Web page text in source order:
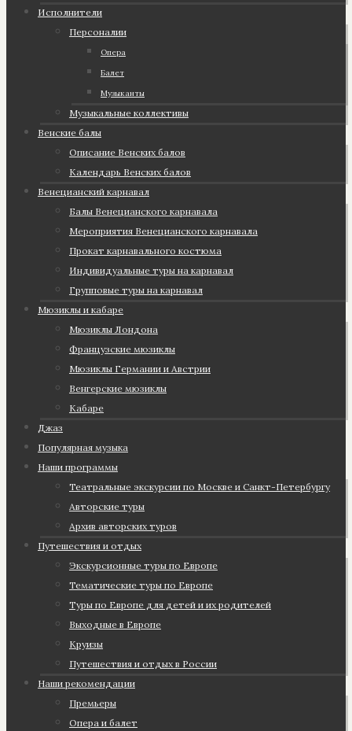
Исполнители
Персоналии
Опера
Балет
Музыканты
Музыкальные коллективы
Венские балы
Описание Венских балов
Календарь Венских балов
Венецианский карнавал
Балы Венецианского карнавала
Мероприятия Венецианского карнавала
Прокат карнавального костюма
Индивидуальные туры на карнавал
Групповые туры на карнавал
Мюзиклы и кабаре
Мюзиклы Лондона
Французские мюзиклы
Мюзиклы Германии и Австрии
Венгерские мюзиклы
Кабаре
Джаз
Популярная музыка
Наши программы
Театральные экскурсии по Москве и Санкт-Петербургу
Авторские туры
Архив авторских туров
Путешествия и отдых
Экскурсионные туры по Европе
Тематические туры по Европе
Туры по Европе для детей и их родителей
Выходные в Европе
Круизы
Путешествия и отдых в России
Наши рекомендации
Премьеры
Опера и балет